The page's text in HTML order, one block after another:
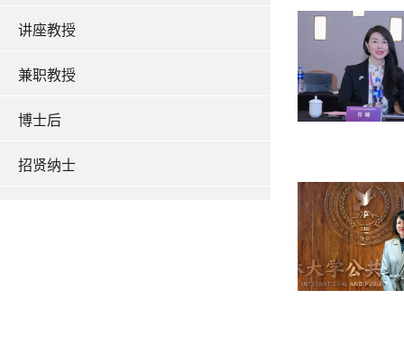
讲座教授
兼职教授
博士后
招贤纳士